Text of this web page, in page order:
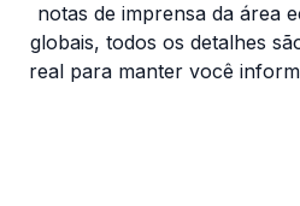
notas de imprensa da área
globais, todos os detalhes
real para manter você